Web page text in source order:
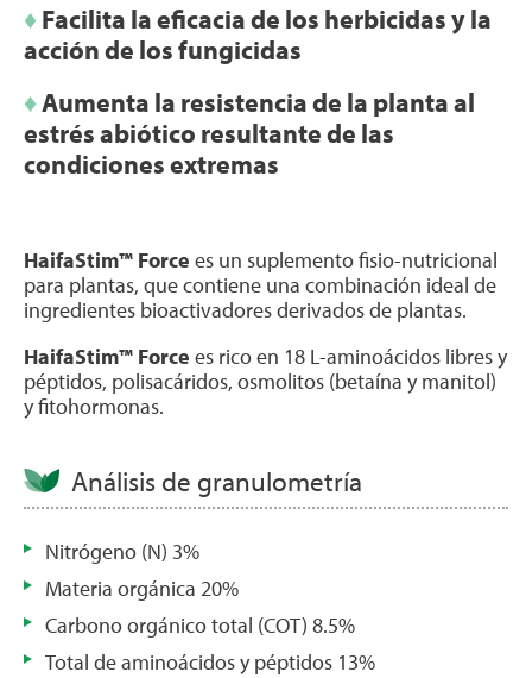
♦Facilita la eficacia de los herbicidas y la
acción de los fungicidas
♦Aumenta la resistencia de la planta al
estrés abiótico resultante de las
condiciones extremas
HaifaStim™ Force es un suplemento fisio-nutricional
para plantas, que contiene una combinación ideal de
ingredientes bioactivadores derivados de plantas.
HaifaStim™ Force es rico en 18 L-aminoácidos libres y
péptidos, polisacáridos, osmolitos (betaína y manitol)
y fitohormonas.
Análisis de granulometría
Nitrógeno (N) 3%
Materia orgánica 20%
Carbono orgánico total (COT) 8.5%
Total de aminoácidos y péptidos 13%